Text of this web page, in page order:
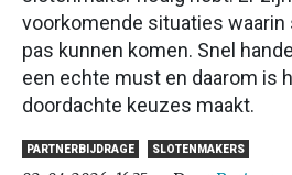
voorkomende situaties waarin
pas kunnen komen. Snel
een echte must en daarom is
doordachte keuzes maakt.
PARTNERBIJDRAGE SLOTENMAKERS